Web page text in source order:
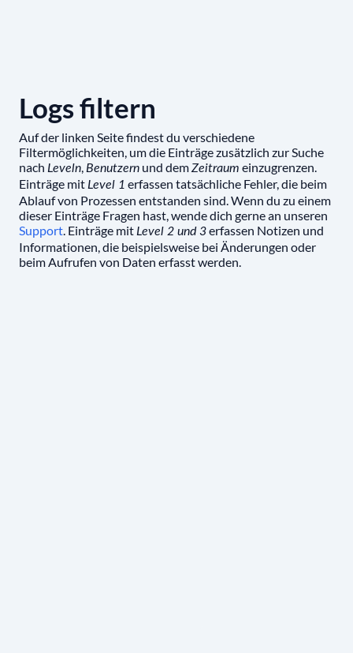
Logs filtern
Auf der linken Seite findest du verschiedene
Filtermöglichkeiten, um die Einträge zusätzlich zur Suche
nach Leveln Benutzern und demZeitraum einzugrenzen.
Einträge mit Level 1 erfassen tatsächliche Fehler, die beim
Ablauf von Prozessen entstanden sind. Wenn du zu einem
dieser Einträge Fragen hast, wende dich gerne an unseren
Support . Einträge mit Level 2 und 3erfassen Notizen und
Informationen, die beispielsweise bei Änderungen oder
beim Aufrufen von Daten erfasst werden.